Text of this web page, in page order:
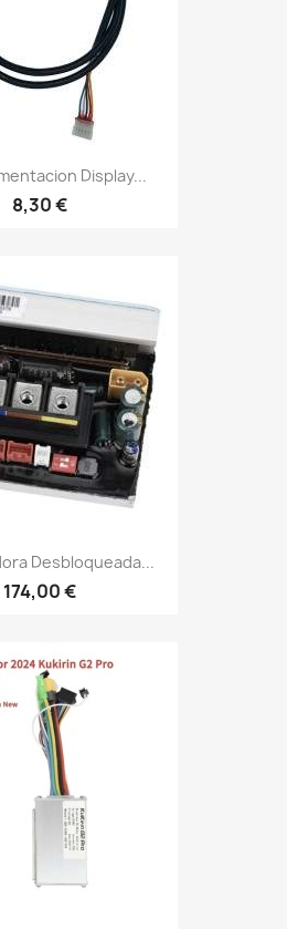
Display...
8,30 €
Desbloqueada...
174,00 €